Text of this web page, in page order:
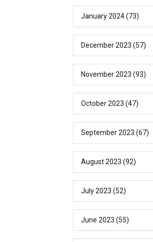
January 2024(73)
December 2023 (57)
November 2023 (93)
October 2023 (47)
September 2023 (67)
August 2023 (92)
July 2023 (52)
June 2023 (55)